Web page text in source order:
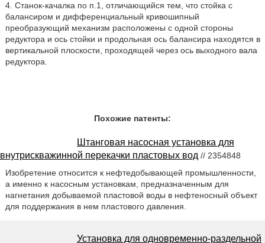
4. Станок-качалка по п.1, отличающийся тем, что стойка с
балансиром и дифференциальный кривошипный
преобразующий механизм расположены с одной стороны
редуктора и ось стойки и продольная ось балансира находятся в
вертикальной плоскости, проходящей через ось выходного вала
редуктора.
Похожие патенты:
Штанговая насосная установка для
внутрискважинной перекачки пластовых вод // 2354848
Изобретение относится к нефтедобывающей промышленности,
а именно к насосным установкам, предназначенным для
нагнетания добываемой пластовой воды в нефтеносный объект
для поддержания в нем пластового давления.
Установка для одновременно-раздельной